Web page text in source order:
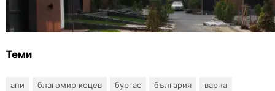
събаряне на сгради в местността „Баба
Алино“
Теми
апи благомир коцев бургас българия
варна